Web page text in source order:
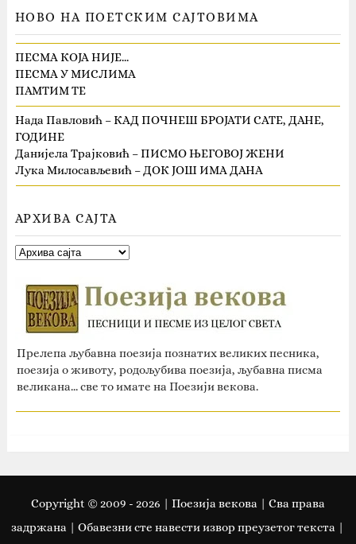
НОВО НА ПОЕТСКИМ САЈТОВИМА
ПЕСМА КОЈА НИЈЕ…
ПЕСМА У МИСЛИМА
ПАМТИМ ТЕ
Нада Павловић – КАД ПОЧНЕШ БРОЈАТИ САТЕ, ДАНЕ,
ГОДИНЕ
Данијела Трајковић – ПИСМО ЊЕГОВОЈ ЖЕНИ
Лука Милосављевић – ДОК ЈОШ ИМА ДАНА
АРХИВА САЈТА
Прелепа љубавна поезија познатих великих песника,
поезија о животу, родољубива поезија, љубавна писма
великана... све то имате на Поезији векова.
Copyright © 2009 - 2026 | Поезија векова | Сва права
задржана | Oбавезни сте навести извор преузетог текста |